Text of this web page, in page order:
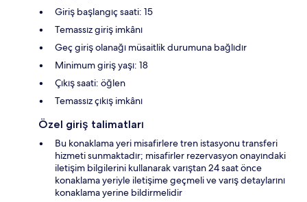
Giriş başlangıç saati: 15
Temassız giriş imkânı
Geç giriş olanağı müsaitlik durumuna bağlıdır
Minimum giriş yaşı: 18
Çıkış saati: öğlen
Temassız çıkış imkânı
Özel giriş talimatları
Bu konaklama yeri misafirlere tren istasyonu transferi
hizmeti sunmaktadır; misafirler rezervasyon onayındaki
iletişim bilgilerini kullanarak varıştan 24 saat önce
konaklama yeriyle iletişime geçmeli ve varış detaylarını
konaklama yerine bildirmelidir